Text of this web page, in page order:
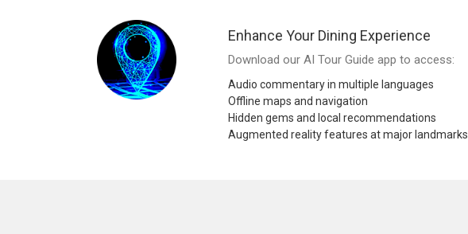
Enhance Your Dining Experience
Download our AI Tour Guide app to access:
Audio commentary in multiple languages
Offline maps and navigation
Hidden gems and local recommendations
Augmented reality features at major landmarks